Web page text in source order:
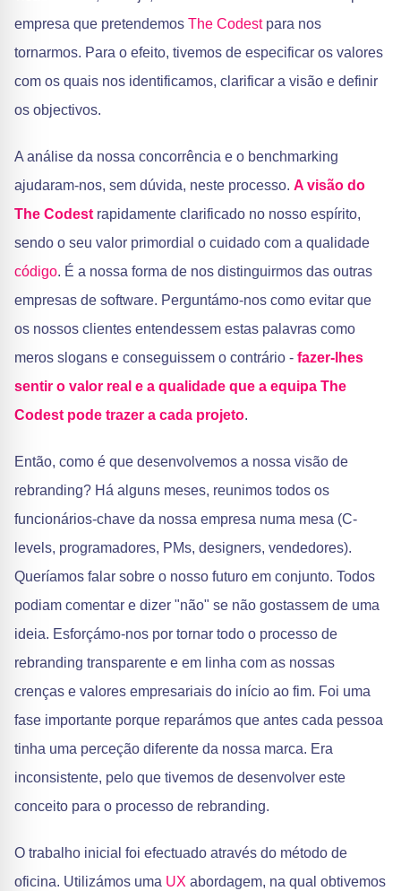
empresa que pretendemos The Codestpara nos
tornarmos. Para o efeito, tivemos de especificar os valores
com os quais nos identificamos, clarificar a visão e definir
os objectivos.
A análise da nossa concorrência e o benchmarking
ajudaram-nos, sem dúvida, neste processo. A visão do
The Codest rapidamente clarificado no nosso espírito,
sendo o seu valor primordial o cuidado com a qualidade
código. É a nossa forma de nos distinguirmos das outras
empresas de software. Perguntámo-nos como evitar que
os nossos clientes entendessem estas palavras como
meros slogans e conseguissem o contrário - fazer-lhes
sentir o valor real e a qualidade que a equipa The
Codest pode trazer a cada projeto.
Então, como é que desenvolvemos a nossa visão de
rebranding? Há alguns meses, reunimos todos os
funcionários-chave da nossa empresa numa mesa (C-
levels, programadores, PMs, designers, vendedores).
Queríamos falar sobre o nosso futuro em conjunto. Todos
podiam comentar e dizer "não" se não gostassem de uma
ideia. Esforçámo-nos por tornar todo o processo de
rebranding transparente e em linha com as nossas
crenças e valores empresariais do início ao fim. Foi uma
fase importante porque reparámos que antes cada pessoa
tinha uma perceção diferente da nossa marca. Era
inconsistente, pelo que tivemos de desenvolver este
conceito para o processo de rebranding.
O trabalho inicial foi efectuado através do método de
oficina. Utilizámos uma UX abordagem, na qual obtivemos